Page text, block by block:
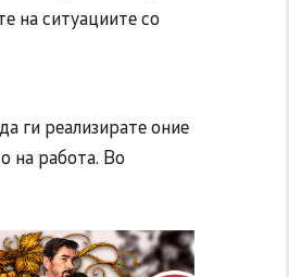
на ситуациите со
ги реализирате оние
на работа. Во